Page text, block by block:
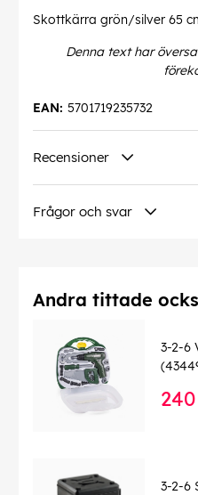
Skottkärra grön/silver 65
Denna text har
5701719235732
EAN:
Recensioner
Frågor och svar
Andra tittade
3-2-6
3-2-6